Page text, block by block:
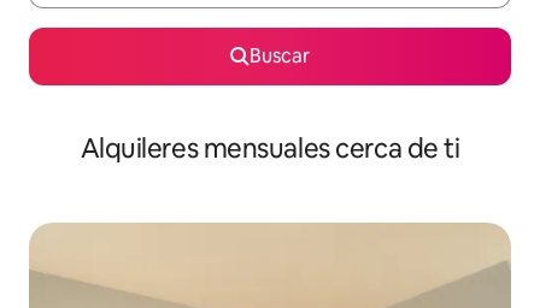
Buscar
Alquileres mensuales cerca de ti